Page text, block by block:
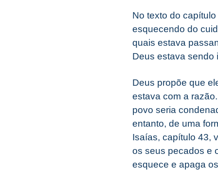
No texto do
esquecendo do
quais estava
Deus estava sendo
Deus propõe que
estava com a
povo seria
entanto, de uma
Isaías, capítulo 43,
os seus pecados e
esquece e apaga